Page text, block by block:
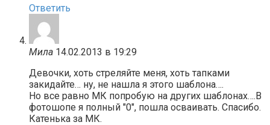
Ответить
Мила 14.02.2013 в 19:29
Девочки, хоть стреляйте меня, хоть тапками
закидайте… ну, не нашла я этого шаблона….
Но все равно МК попробую на других шаблонах….В
фотошопе я полный "0", пошла осваивать. Спасибо.
Катенька за МК.